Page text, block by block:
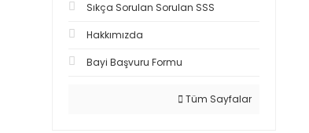
Sıkça Sorulan Sorulan SSS
Hakkımızda
Bayi Başvuru Formu
Tüm Sayfalar